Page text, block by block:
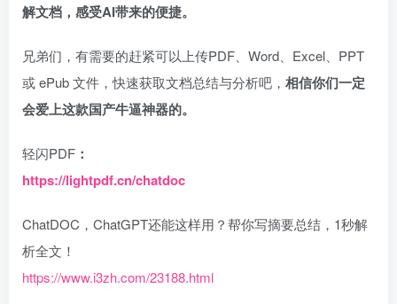
解文档，感受AI带来的便捷。
兄弟们，有需要的赶紧可以上传PDF、Word、Excel、PPT
或 ePub 文件，快速获取文档总结与分析吧， 相信你们一定
会爱上这款国产牛逼神器的。
轻闪PDF ：
https://lightpdf.cn/chatdoc
ChatDOC，ChatGPT还能这样用？帮你写摘要总结，1秒解
析全文！
https://www.i3zh.com/23188.html